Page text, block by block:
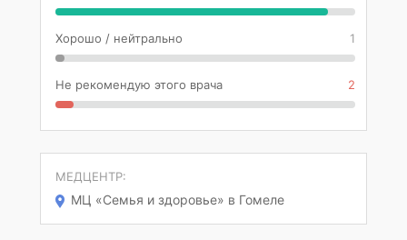
Хорошо / нейтрально 1
Не рекомендую этого врача 2
МЕДЦЕНТР:
МЦ «Семья и здоровье» в Гомеле